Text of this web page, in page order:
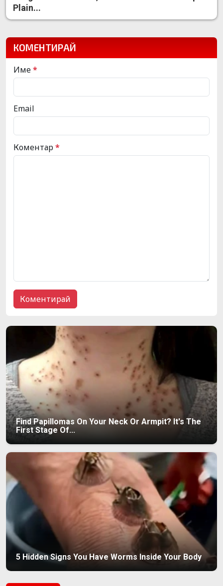
Plain...
КОМЕНТИРАЙ
Име*
Email
Коментар*
Find Papillomas On Your Neck Or Armpit? It's The
First Stage Of...
5 Hidden Signs You Have Worms Inside Your Body